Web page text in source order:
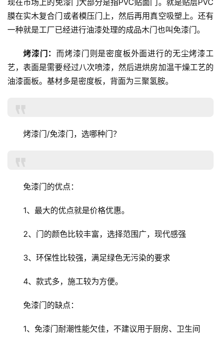
膜在实木复合门或者模压门上，然后再用真空吸塑上。还有
一种就是工厂已经进行油漆处理的成品木门也叫免漆门。
烤漆门：而烤漆门则是密度板外面进行的无尘烤漆工
艺，表面是需要经过八次喷漆，然后进烘房加温干燥工艺的
油漆面板。基材多是密度板，背面为三聚氢胺。
烤漆门/免漆门，选哪种门？
免漆门的优点：
1、最大的优点就是价格优惠。
2、门的颜色比较丰富，选择范围广，现代感强
3、环保性比较强，满足绿色无污染的要求
4、款式多，施工较为方便。
免漆门的缺点：
1、免漆门耐潮性能欠佳，不建议用于厨房、卫生间